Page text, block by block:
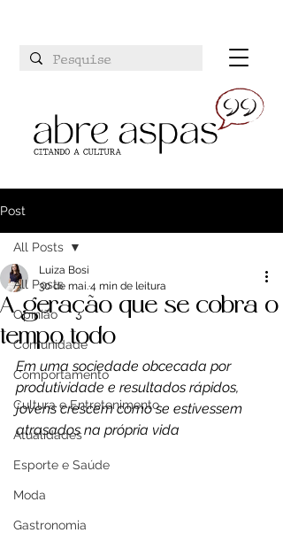
Post
All Posts
Opinião
Comunidade
Comportamento
Cultura e Entretenimento
Atualidades
Esporte e Saúde
Moda
Gastronomia
All Posts
A geração que se cobra o
tempo todo
Luiza Bosi
30 de mai.4 min de leitura
Em uma sociedade obcecada por
produtividade e resultados rápidos,
jovens crescem como se estivessem
atrasados na própria vida